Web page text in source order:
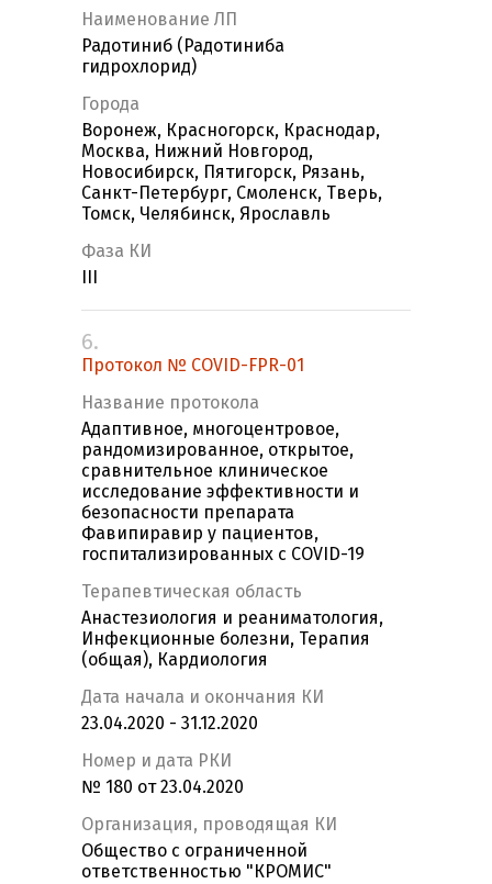
Наименование ЛП
Радотиниб (Радотиниба
гидрохлорид)
Города
Воронеж, Красногорск, Краснодар,
Москва, Нижний Новгород,
Новосибирск, Пятигорск, Рязань,
Санкт-Петербург, Смоленск, Тверь,
Томск, Челябинск, Ярославль
Фаза КИ
6.
Протокол № COVID-FPR-01
Название протокола
Адаптивное, многоцентровое,
рандомизированное, открытое,
сравнительное клиническое
исследование эффективности и
безопасности препарата
Фавипиравир у пациентов,
госпитализированных с COVID-19
Терапевтическая область
Анастезиология и реаниматология,
Инфекционные болезни, Терапия
(общая), Кардиология
Дата начала и окончания КИ
23.04.2020 - 31.12.2020
Номер и дата РКИ
№ 180 от 23.04.2020
Организация, проводящая КИ
Общество с ограниченной
ответственностью "КРОМИС"